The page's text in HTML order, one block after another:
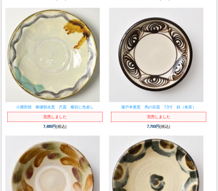
小鹿田焼 柳瀬朝夫窯 尺皿 櫛目に色差し
完売しました
7,480円(税込)
瀬戸本業窯 馬の目皿 7.5寸 鉄（焦茶）
完売しました
7,700円(税込)